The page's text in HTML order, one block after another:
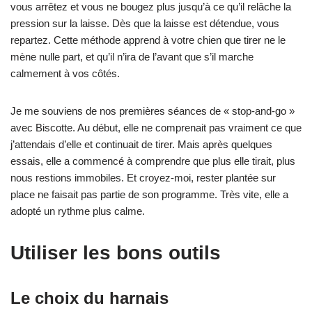
vous arrêtez et vous ne bougez plus jusqu’à ce qu’il relâche la
pression sur la laisse. Dès que la laisse est détendue, vous
repartez. Cette méthode apprend à votre chien que tirer ne le
mène nulle part, et qu’il n’ira de l’avant que s’il marche
calmement à vos côtés.
Je me souviens de nos premières séances de « stop-and-go »
avec Biscotte. Au début, elle ne comprenait pas vraiment ce que
j’attendais d’elle et continuait de tirer. Mais après quelques
essais, elle a commencé à comprendre que plus elle tirait, plus
nous restions immobiles. Et croyez-moi, rester plantée sur
place ne faisait pas partie de son programme. Très vite, elle a
adopté un rythme plus calme.
Utiliser les bons outils
Le choix du harnais